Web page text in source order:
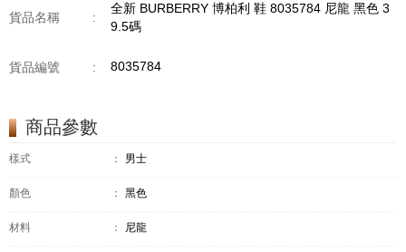
貨品名稱 :
全新 BURBERRY 博柏利 鞋 8035784 尼龍 黑色 3
9.5碼
貨品編號 : 8035784
商品參數
樣式 ： 男士
顏色 ： 黑色
材料 ： 尼龍